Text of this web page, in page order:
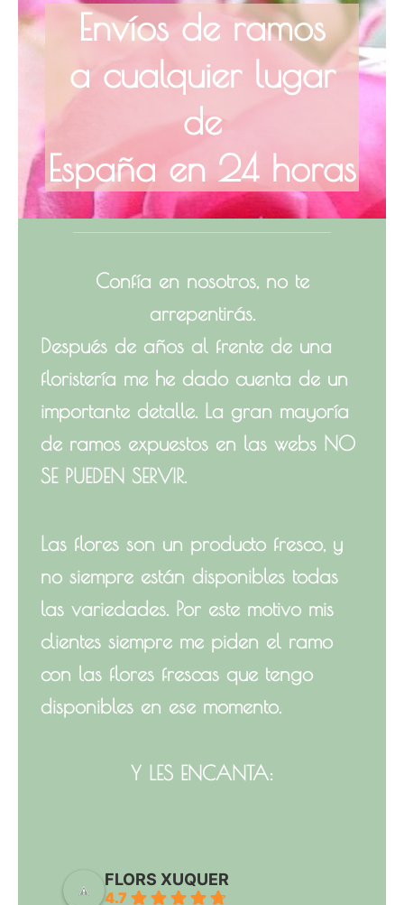
Envíos de ramos
a cualquier lugar
de
España en 24 horas
Confía en nosotros, no te
arrepentirás.
Después de años al frente de una
floristería me he dado cuenta de un
importante detalle. La gran mayoría
de ramos expuestos en las webs NO
SE PUEDEN SERVIR.
Las flores son un producto fresco, y
no siempre están disponibles todas
las variedades. Por este motivo mis
clientes siempre me piden el ramo
con las flores frescas que tengo
disponibles en ese momento.
Y LES ENCANTA:
FLORS XUQUER
4.7